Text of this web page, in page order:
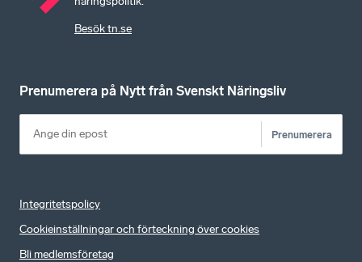
Besök tn.se
Prenumerera på Nytt från Svenskt Näringsliv
Prenumerera
Integritetspolicy
Cookieinställningar och förteckning över cookies
Bli medlemsföretag